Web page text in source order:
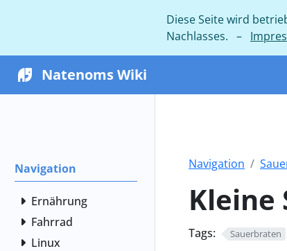
Diese Seite wird
Nachlasses. –
Natenoms Wiki
Navigation
Ernährung
Fahrrad
Linux
Navigation
Kleine
Tags: Sauerbraten